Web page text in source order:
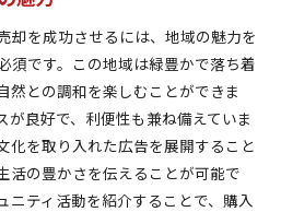
却を成功させるには、地域の魅力を
須です。この地域は緑豊かで落ち着
然との調和を楽しむことができま
が良好で、利便性も兼ね備えていま
化を取り入れた広告を展開すること
活の豊かさを伝えることが可能で
ニティ活動を紹介することで、購入